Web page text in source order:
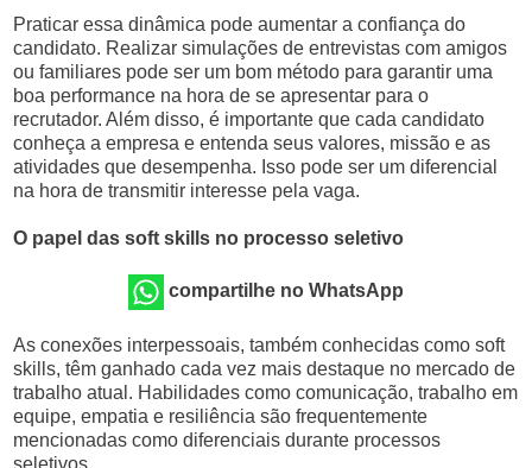
Praticar essa dinâmica pode aumentar a confiança do
candidato. Realizar simulações de entrevistas com amigos
ou familiares pode ser um bom método para garantir uma
boa performance na hora de se apresentar para o
recrutador. Além disso, é importante que cada candidato
conheça a empresa e entenda seus valores, missão e as
atividades que desempenha. Isso pode ser um diferencial
na hora de transmitir interesse pela vaga.
O papel das soft skills no processo seletivo
compartilhe no WhatsApp
As conexões interpessoais, também conhecidas como soft
skills, têm ganhado cada vez mais destaque no mercado de
trabalho atual. Habilidades como comunicação, trabalho em
equipe, empatia e resiliência são frequentemente
mencionadas como diferenciais durante processos
seletivos.